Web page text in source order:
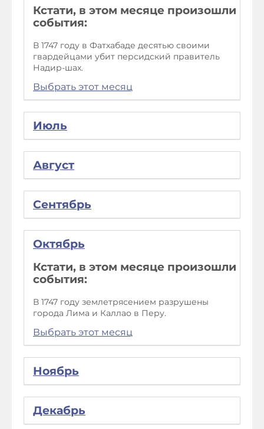
Кстати, в этом месяце произошли
события:
В 1747 году в Фатхабаде десятью своими
гвардейцами убит персидский правитель
Надир-шах.
Выбрать этот месяц
Июль
Август
Сентябрь
Октябрь
Кстати, в этом месяце произошли
события:
В 1747 году землетрясением разрушены
города Лима и Каллао в Перу.
Выбрать этот месяц
Ноябрь
Декабрь